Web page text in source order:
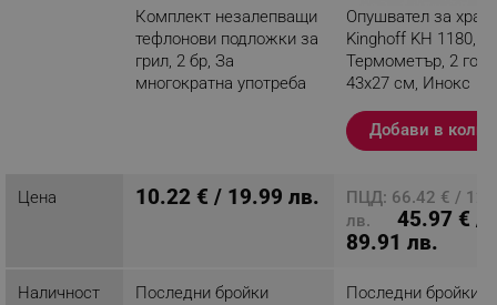
Комплект незалепващи
тефлонови подложки за
грил, 2 бр, За
многократна употреба
Опушвател за
Kinghoff KH 1180,
Термометър, 2
43х27 см, Инокс
Добави в
Цена 10.22 € / 19.99 лв.
ПЦД: 66.42 € /
лв.
45.97 € /
89.91 лв.
Наличност Последни бройки Последни бройки